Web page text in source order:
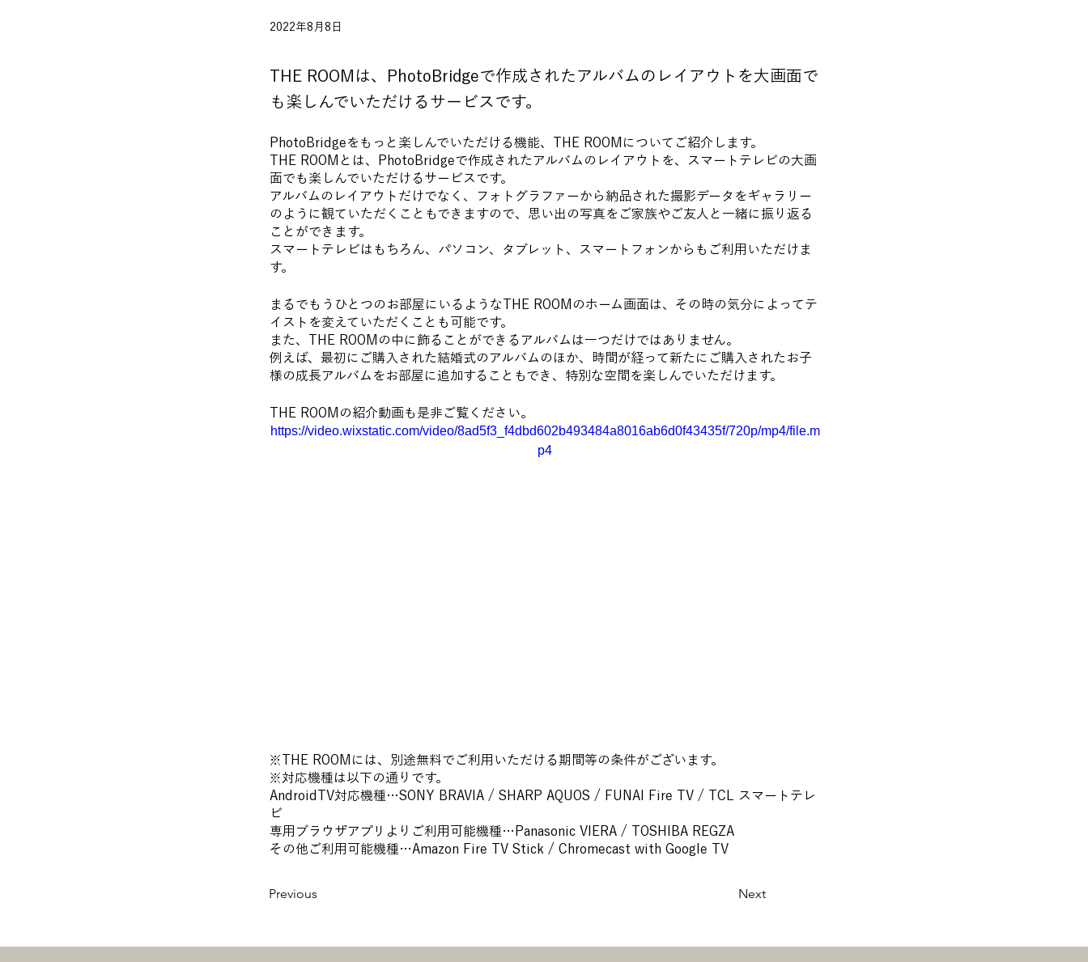
2022年8月8日
THE ROOMは、PhotoBridgeで作成されたアルバムのレイアウトを大画面で
も楽しんでいただけるサービスです。
PhotoBridgeをもっと楽しんでいただける機能、THE ROOMについてご紹介します。
THE ROOMとは、PhotoBridgeで作成されたアルバムのレイアウトを、スマートテレビの大画
面でも楽しんでいただけるサービスです。
アルバムのレイアウトだけでなく、フォトグラファーから納品された撮影データをギャラリー
のように観ていただくこともできますので、思い出の写真をご家族やご友人と一緒に振り返る
ことができます。
スマートテレビはもちろん、パソコン、タブレット、スマートフォンからもご利用いただけま
す。
まるでもうひとつのお部屋にいるようなTHE ROOMのホーム画面は、その時の気分によってテ
イストを変えていただくことも可能です。
また、THE ROOMの中に飾ることができるアルバムは一つだけではありません。
例えば、最初にご購入された結婚式のアルバムのほか、時間が経って新たにご購入されたお子
様の成長アルバムをお部屋に追加することもでき、特別な空間を楽しんでいただけます。
THE ROOMの紹介動画も是非ご覧ください。
https://video.wixstatic.com/video/8ad5f3_f4dbd602b493484a8016ab6d0f43435f/720p/mp4/file.m
p4
※THE ROOMには、別途無料でご利用いただける期間等の条件がございます。
※対応機種は以下の通りです。
AndroidTV対応機種…SONY BRAVIA / SHARP AQUOS / FUNAI Fire TV / TCL スマートテレ
ビ
専用ブラウザアプリよりご利用可能機種…Panasonic VIERA / TOSHIBA REGZA
その他ご利用可能機種…Amazon Fire TV Stick / Chromecast with Google TV
Previous Next